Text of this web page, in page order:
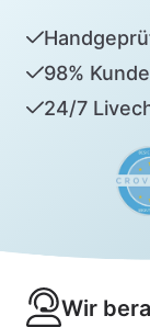
98%
24/7
Wir